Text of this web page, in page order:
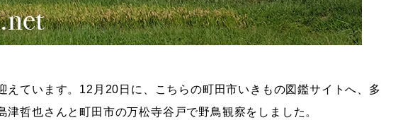
ています。12月20日に、こちらの町田市いきもの図鑑サイトへ、多
哲也さんと町田市の万松寺谷戸で野鳥観察をしました。